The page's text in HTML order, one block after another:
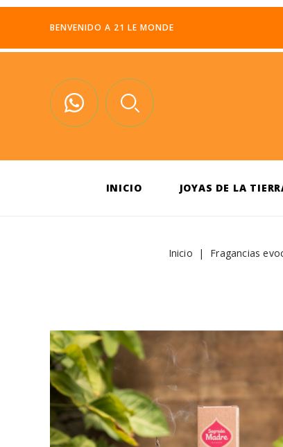
BENVENIDO A 21 LE MONDE
INICIO JOYAS DE LA
Inicio Fragancias